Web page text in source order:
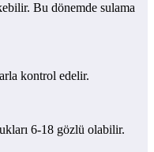
Bu dönemde sulama
kontrol edelir.
6-18 gözlü olabilir.